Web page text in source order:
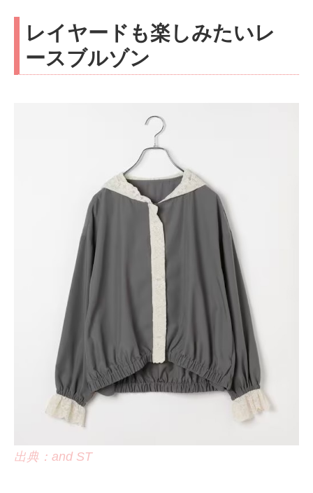
レイヤードも楽しみたいレ
ースブルゾン
出典：and ST